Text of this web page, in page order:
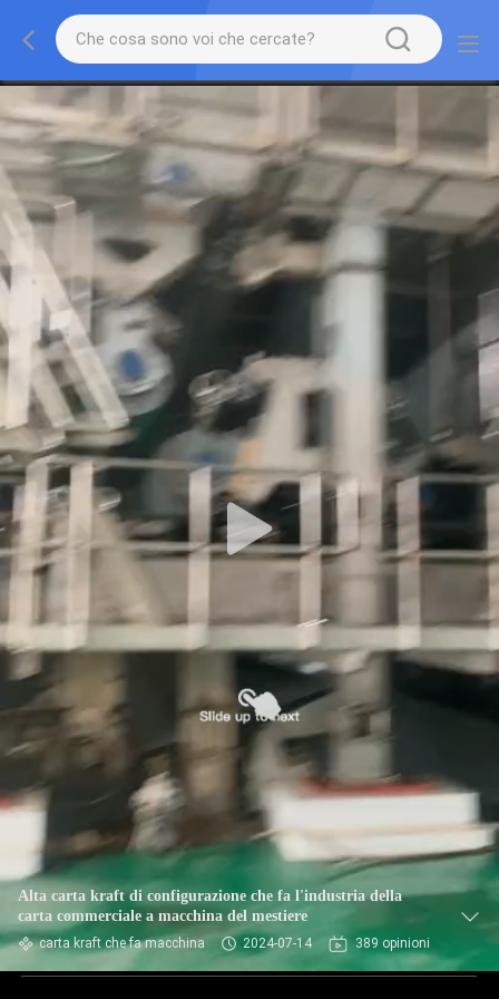
Alta carta kraft di configurazione che fa l'industria della
carta commerciale a macchina del mestiere
carta kraft che fa macchina 2024-07-14 389 opinioni